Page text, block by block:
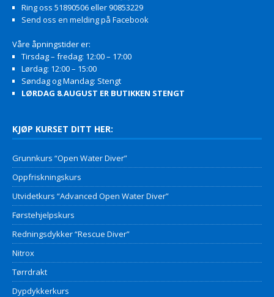
Ring oss 51890506 eller 90853229
Send oss en melding på Facebook
Våre åpningstider er:
Tirsdag – fredag: 12:00 – 17:00
Lørdag: 12:00 – 15:00
Søndag og Mandag: Stengt
LØRDAG 8.AUGUST ER BUTIKKEN STENGT
KJØP KURSET DITT HER:
Grunnkurs “Open Water Diver”
Oppfriskningskurs
Utvidetkurs “Advanced Open Water Diver”
Førstehjelpskurs
Redningsdykker “Rescue Diver”
Nitrox
Tørrdrakt
Dypdykkerkurs